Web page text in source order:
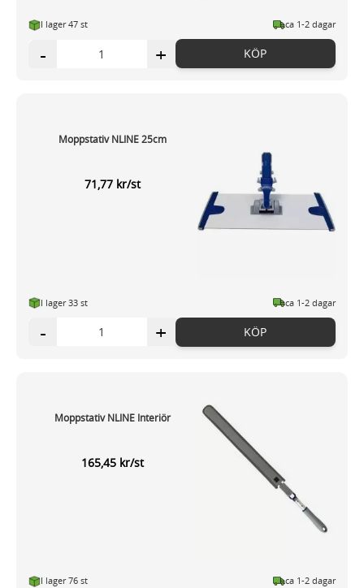
I lager 47 st ca 1-2 dagar
- + KÖP
Moppstativ NLINE 25cm
71,77 kr/st
I lager 33 st ca 1-2 dagar
- + KÖP
Moppstativ NLINE Interiör
165,45 kr/st
I lager 76 st ca 1-2 dagar